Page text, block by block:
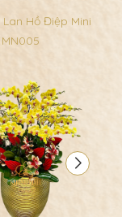
Lan Hồ Điệp Mini